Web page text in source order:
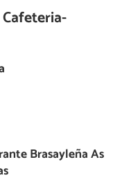
Cafeteria-
Brasayleña As